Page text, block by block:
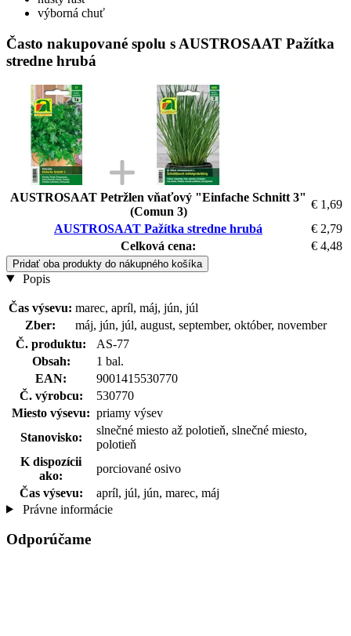
výborná chuť
Často nakupované spolu s AUSTROSAAT Pažítka
stredne hrubá
AUSTROSAAT Petržlen vňaťový "Einfache Schnitt 3"
(Comun 3)
€ 1,69
AUSTROSAAT Pažítka stredne hrubá
€ 2,79
Celková cena:
€ 4,48
Pridať oba produkty do nákupného košíka
Popis
Čas výsevu: marec, apríl, máj, jún, júl
Zber:
máj, jún, júl, august, september, október, november
Č. produktu:
AS-77
Obsah:
1 bal.
EAN:
9001415530770
Č. výrobcu:
530770
Miesto výsevu: priamy výsev
Stanovisko:
slnečné miesto až polotieň, slnečné miesto,
polotieň
K dispozícii
ako:
porciované osivo
Čas výsevu:
apríl, júl, jún, marec, máj
Právne informácie
Odporúčame